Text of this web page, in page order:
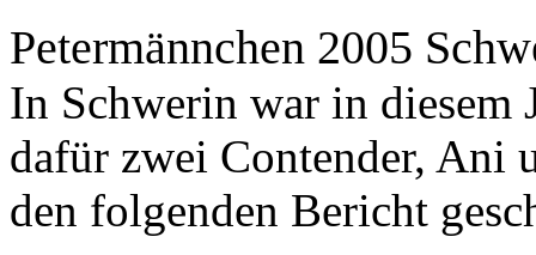
Petermännchen 2005
In Schwerin war in diesem
dafür zwei Contender, Ani
den folgenden Bericht